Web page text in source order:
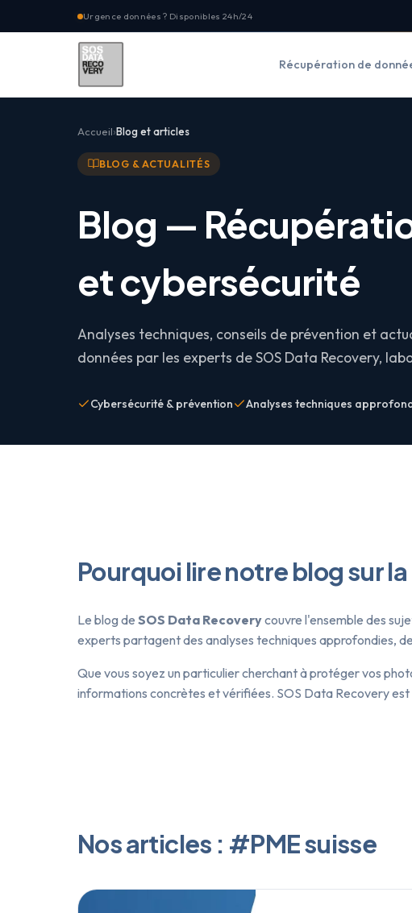
Urgence données ? Disponibles 24h/24
Récupération de
Accueil Blog et articles
BLOG & ACTUALITÉS
Blog —
et cybersécurité
Analyses techniques, conseils de prévention et
données par les experts de SOS Data Recovery,
Cybersécurité & prévention Analyses techniques
Pourquoi lire notre blog sur
Le blog de SOS Data Recoverycouvre l'ensemble des
experts partagent des analyses techniques approfondies,
Que vous soyez un particulier cherchant à protéger vos
informations concrètes et vérifiées. SOS Data Recovery
Nos articles : #PME suisse